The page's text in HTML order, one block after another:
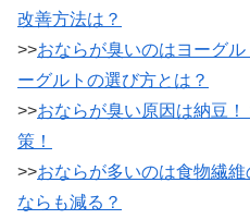
改善方法は？
>>おならが臭いのはヨーグ
ーグルトの選び方とは？
>>おならが臭い原因は納豆
策！
>>おならが多いのは食物繊
ならも減る？